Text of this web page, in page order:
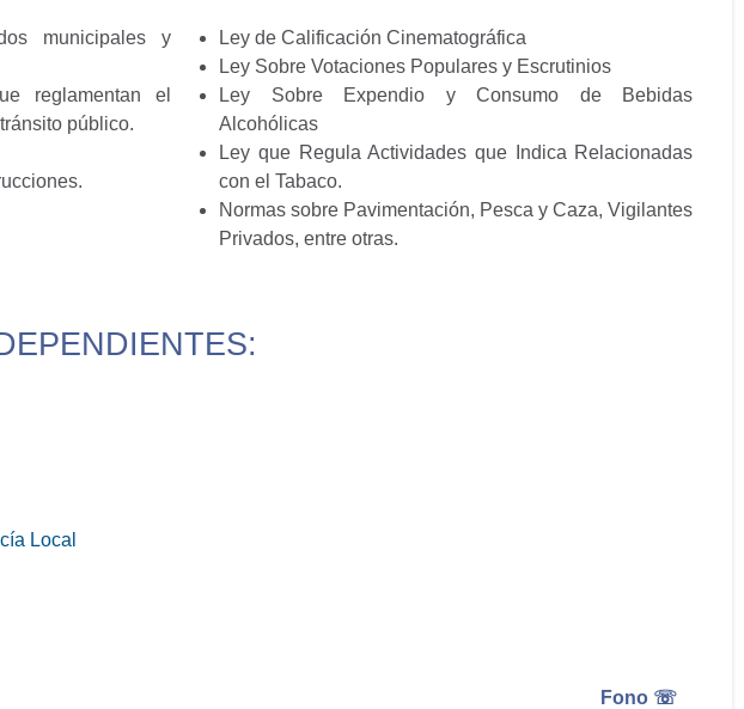
municipales y
reglamentan el
público.
Ley de Calificación Cinematográfica
Ley Sobre Votaciones Populares y Escrutinios
Ley Sobre Expendio y Consumo de Bebidas
Alcohólicas
Ley que Regula Actividades que Indica Relacionadas
con el Tabaco.
Normas sobre Pavimentación, Pesca y Caza, Vigilantes
Privados, entre otras.
Local
Fono ☏